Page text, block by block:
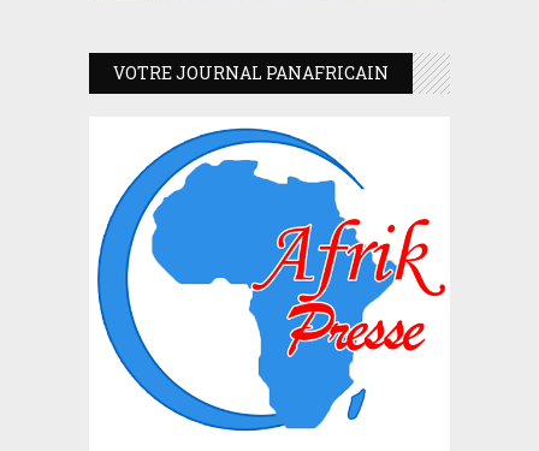
VOTRE JOURNAL PANAFRICAIN